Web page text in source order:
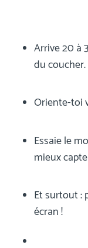
Arrive 20 à
du coucher.
Oriente-toi
Essaie le
mieux
Et surtout :
écran !